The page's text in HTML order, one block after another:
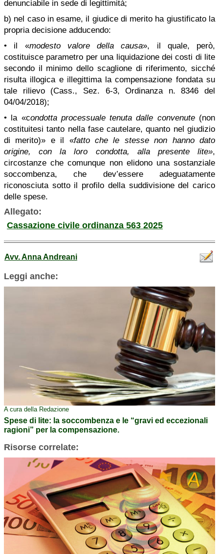
denunciabile in sede di legittimità;
b) nel caso in esame, il giudice di merito ha giustificato la
propria decisione adducendo:
• il «modesto valore della causa», il quale, però,
costituisce parametro per una liquidazione dei costi di lite
secondo il minimo dello scaglione di riferimento, sicché
risulta illogica e illegittima la compensazione fondata su
tale rilievo (Cass., Sez. 6-3, Ordinanza n. 8346 del
04/04/2018);
• la «condotta processuale tenuta dalle convenute (non
costituitesi tanto nella fase cautelare, quanto nel giudizio
di merito)» e il «fatto che le stesse non hanno dato
origine, con la loro condotta, alla presente lite»,
circostanze che comunque non elidono una sostanziale
soccombenza, che dev’essere adeguatamente
riconosciuta sotto il profilo della suddivisione del carico
delle spese.
Allegato:
Cassazione civile ordinanza 563 2025
Avv. Anna Andreani
Leggi anche:
A cura della Redazione
Spese di lite: la soccombenza e le “gravi ed eccezionali
ragioni” per la compensazione.
Risorse correlate: